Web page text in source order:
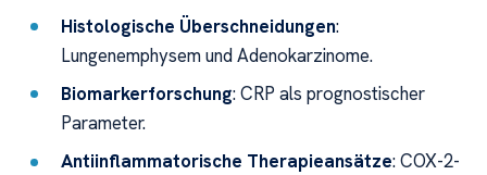
Histologische Überschneidungen:
Lungenemphysem und Adenokarzinome.
Biomarkerforschung: CRP als prognostischer
Parameter.
Antiinflammatorische Therapieansätze: COX-2-